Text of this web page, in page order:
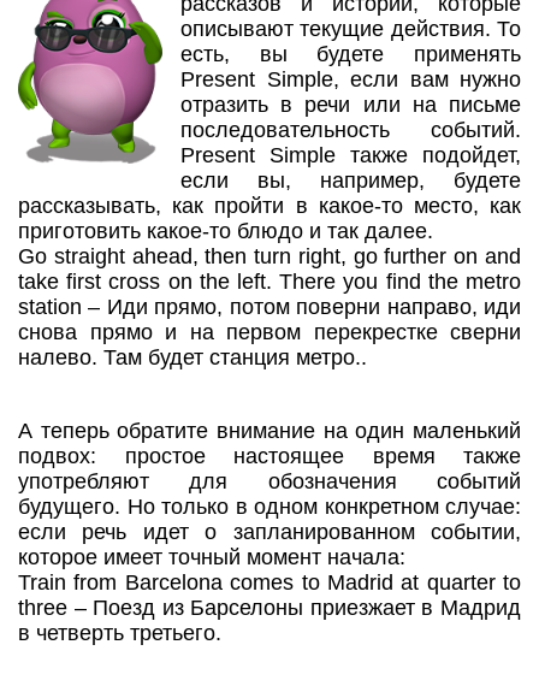
описывают текущие действия. То
есть, вы будете применять
Present Simple, если вам нужно
отразить в речи или на письме
последовательность событий.
Present Simple также подойдет,
если вы, например, будете
рассказывать, как пройти в какое-то место, как
приготовить какое-то блюдо и так далее.
Go straight ahead, then turn right, go further on and
take first cross on the left. There you find the metro
station – Иди прямо, потом поверни направо, иди
снова прямо и на первом перекрестке сверни
налево. Там будет станция метро..
А теперь обратите внимание на один маленький
подвох: простое настоящее время также
употребляют для обозначения событий
будущего. Но только в одном конкретном случае:
если речь идет о запланированном событии,
которое имеет точный момент начала:
Train from Barcelona comes to Madrid at quarter to
three – Поезд из Барселоны приезжает в Мадрид
в четверть третьего.